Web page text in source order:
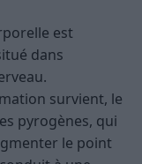
est
dans
survient, le
pyrogènes, qui
le point